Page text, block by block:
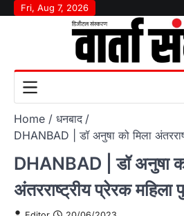
SkipFri, Aug 7, 2026
Home
धनबाद
DHANBAD | डॉ अनुषा को मिला
DHANBAD | डॉ अनुषा
अंतरराष्ट्रीय प्रेरक महिला